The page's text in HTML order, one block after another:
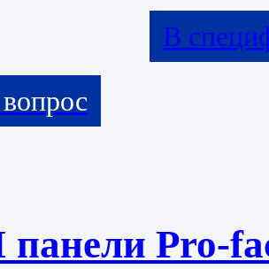
В
Pro-